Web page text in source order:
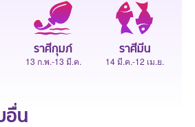
ราศีกุมภ์
13 ก.พ.-13 มี.ค.
ราศีมีน
14 มี.ค.-12 เม.ย.
อื่น